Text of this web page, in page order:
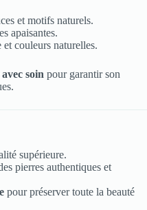
et motifs naturels.
apaisantes.
couleurs naturelles.
soin pour garantir son
supérieure.
pierres authentiques et
pour préserver toute la beauté